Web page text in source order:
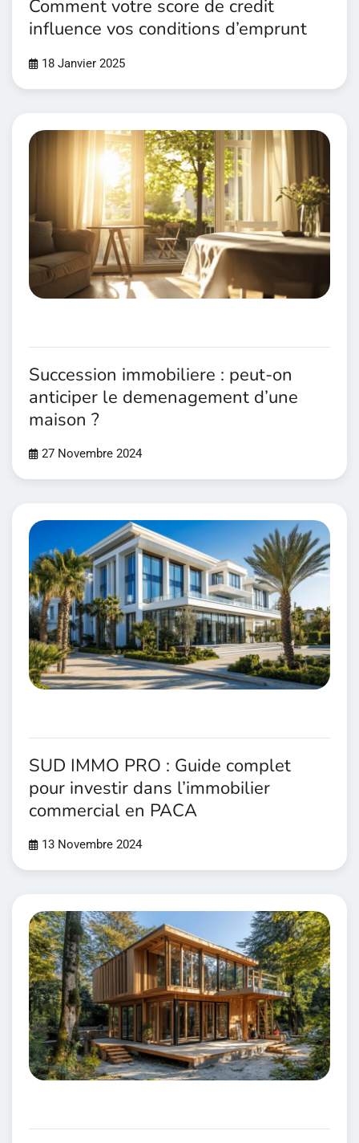
Comment votre score de credit
influence vos conditions d’emprunt
18 Janvier 2025
Succession immobiliere : peut-on
anticiper le demenagement d’une
maison ?
27 Novembre 2024
SUD IMMO PRO : Guide complet
pour investir dans l’immobilier
commercial en PACA
13 Novembre 2024